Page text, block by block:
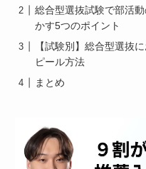
総合型選抜試験で部活
かす5つのポイント
【試験別】総合型選抜
ピール方法
まとめ